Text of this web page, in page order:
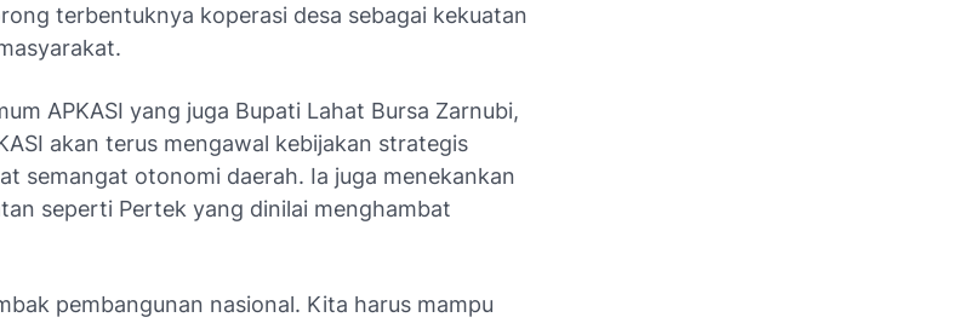
terbentuknya koperasi desa sebagai kekuatan
APKASI yang juga Bupati Lahat Bursa Zarnubi,
akan terus mengawal kebijakan strategis
semangat otonomi daerah. Ia juga menekankan
seperti Pertek yang dinilai menghambat
pembangunan nasional. Kita harus mampu